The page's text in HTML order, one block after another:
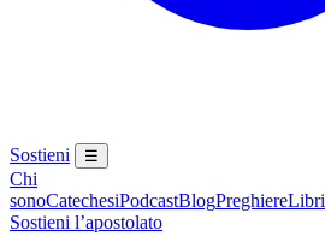
Sostieni ☰
Chi
sonoCatechesiPodcastBlogPreghiereLibri
Sostieni l’apostolato